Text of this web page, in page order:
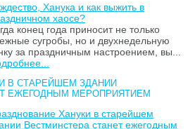
Ханука и как выжить в
хаосе?
конец года приносит не только
сугробы, но и двухнедельную
за праздничным настроением, вы...
В СТАРЕЙШЕМ ЗДАНИИ
ЕЖЕГОДНЫМ МЕРОПРИЯТИЕМ
Хануки в старейшем
Вестминстера станет ежегодным